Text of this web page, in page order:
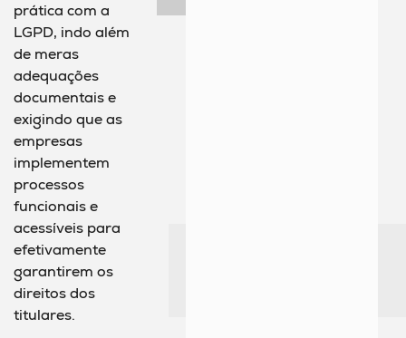
prática com a
LGPD, indo além
de meras
adequações
documentais e
exigindo que as
empresas
implementem
processos
funcionais e
acessíveis para
efetivamente
garantirem os
direitos dos
titulares.